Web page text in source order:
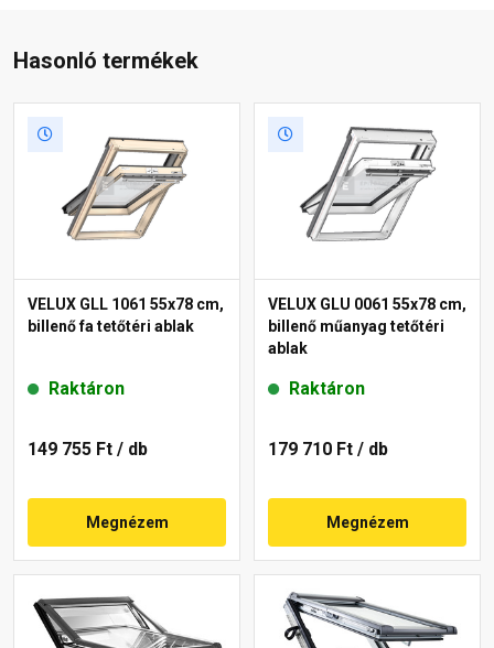
Hasonló termékek
VELUX GLL 1061 55x78 cm,
billenő fa tetőtéri ablak
Raktáron
149 755 Ft / db
Megnézem
VELUX GLU 0061 55x78 cm,
billenő műanyag tetőtéri
ablak
Raktáron
179 710 Ft / db
Megnézem